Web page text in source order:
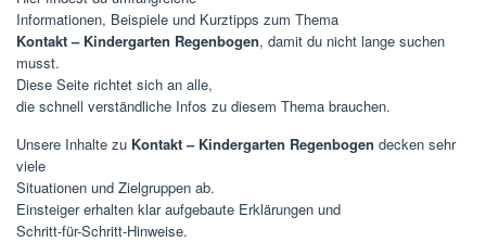
Informationen, Beispiele und Kurztipps zum Thema
Kontakt – Kindergarten Regenbogen, damit du nicht lange suchen
musst.
Diese Seite richtet sich an alle,
die schnell verständliche Infos zu diesem Thema brauchen.
Unsere Inhalte zu Kontakt – Kindergarten Regenbogen decken sehr
viele
Situationen und Zielgruppen ab.
Einsteiger erhalten klar aufgebaute Erklärungen und
Schritt-für-Schritt-Hinweise.